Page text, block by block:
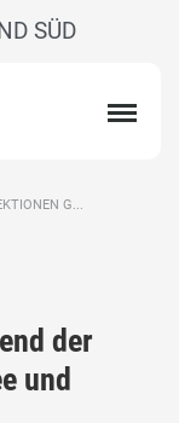
SÜD
G...
der
und